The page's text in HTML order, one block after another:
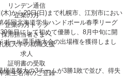
リンデン通信
企業の方
企業の方トップ
採用担当者さまへ
幌大学の就職支援
求人
証明書の受取
業生名簿のご登録
木)から20日(日)まで札幌市、江別市におい
45回北海道学生ハンドボール春季リーグ
年目にして初めて優勝し、8月中旬に開
ボール選手権大会の出場権を獲得しまし
槎道都大の3チームが3勝1敗で並び、得失